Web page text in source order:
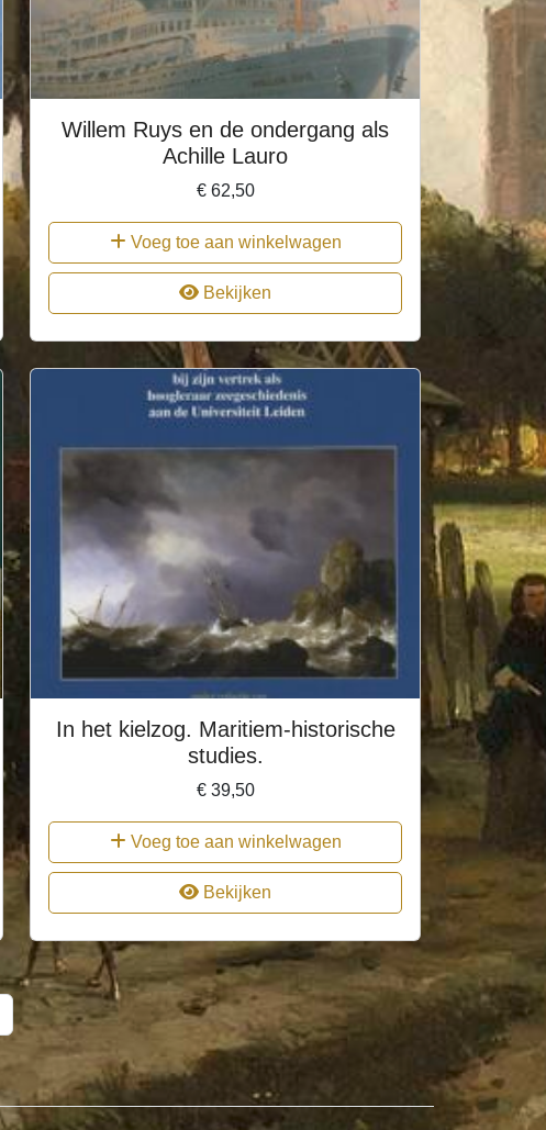
Willem Ruys en de ondergang als
Achille Lauro
€62,50
Voeg toe aan winkelwagen
Bekijken
In het kielzog. Maritiem-historische
studies.
€39,50
Voeg toe aan winkelwagen
Bekijken